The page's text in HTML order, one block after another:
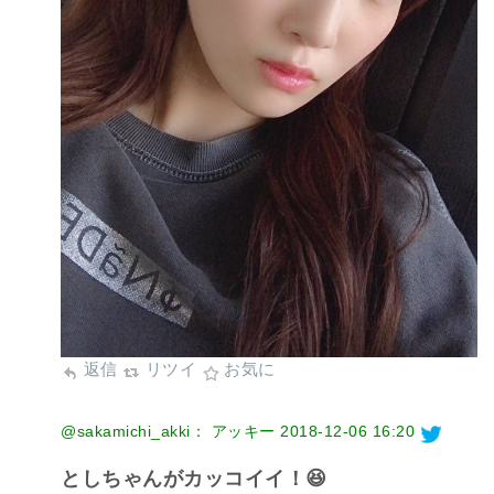
返信 リツイ お気に
@sakamichi_akki： アッキー 2018-12-06 16:20
としちゃんがカッコイイ！😆